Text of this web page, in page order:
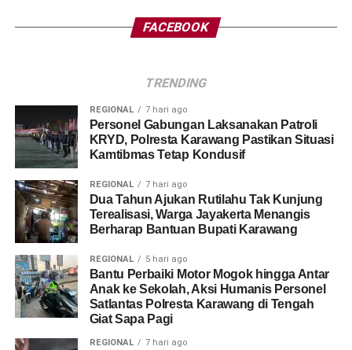
FACEBOOK
TRENDING
REGIONAL 7 hari ago
Personel Gabungan Laksanakan Patroli
KRYD, Polresta Karawang Pastikan Situasi
Kamtibmas Tetap Kondusif
REGIONAL 7 hari ago
Dua Tahun Ajukan Rutilahu Tak Kunjung
Terealisasi, Warga Jayakerta Menangis
Berharap Bantuan Bupati Karawang
REGIONAL 5 hari ago
Bantu Perbaiki Motor Mogok hingga Antar
Anak ke Sekolah, Aksi Humanis Personel
Satlantas Polresta Karawang di Tengah
Giat Sapa Pagi
REGIONAL 7 hari ago